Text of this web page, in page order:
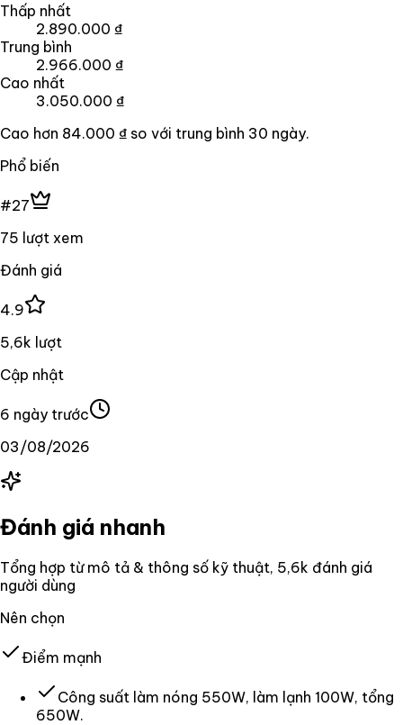
Thấp nhất
2.890.000 ₫
Trung bình
2.966.000 ₫
Cao nhất
3.050.000 ₫
Cao hơn 84.000 ₫ so với trung bình 30 ngày.
Phổ biến
#27
75 lượt xem
Đánh giá
4.9
5,6k lượt
Cập nhật
6 ngày trước
03/08/2026
Đánh giá nhanh
Tổng hợp từ mô tả & thông số kỹ thuật, 5,6k đánh giá
người dùng
Nên chọn
Điểm mạnh
Công suất làm nóng 550W, làm lạnh 100W, tổng
650W.